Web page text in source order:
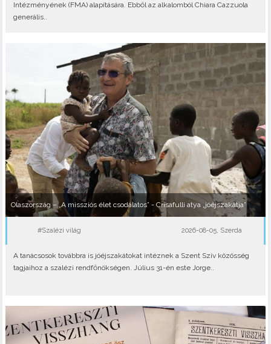
Intézményének (FMA) alapítására. Ebből az alkalomból Chiara Cazzuola
generális..
Olaszország – „A missziós élet csodálatos” - Crisafulli atya „jóéjszakátja”
#Szalézi világ 2026-08-05, Szerda
A tanácsosok továbbra is jóéjszakátokat intéznek a Szent Szív közösség
tagjaihoz a szalézi rendfőnökségen. Július 31-én este Jorge..